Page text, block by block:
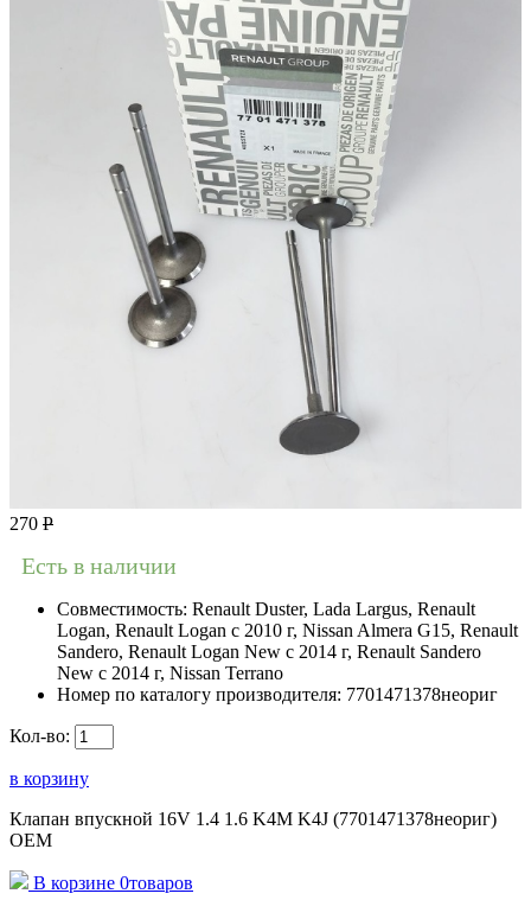
270 Р
Есть в наличии
Совместимость: Renault Duster, Lada Largus, Renault
Logan, Renault Logan c 2010 г, Nissan Almera G15, Renault
Sandero, Renault Logan New с 2014 г, Renault Sandero
New с 2014 г, Nissan Terrano
Номер по каталогу производителя: 7701471378неориг
Кол-во:
в корзину
Клапан впускной 16V 1.4 1.6 K4M K4J (7701471378неориг)
OEM
В корзине 0товаров